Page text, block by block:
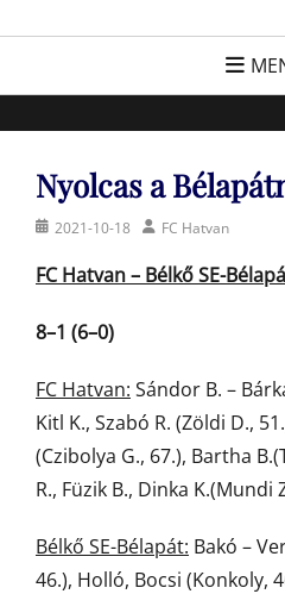
Egyesület a hatvani
Nyolcas a
Posted2021-10-18 AuthorFC Hatvan
FC Hatvan – Bélkő SE-
8–1 (6–0)
FC Hatvan: Sándor B. –
Kitl K., Szabó R. (Zöldi D.,
(Czibolya G., 67.), Bartha
R., Füzik B., Dinka K.(Mundi
Bélkő SE-Bélapát: Bakó –
46.), Holló, Bocsi (Konkoly,